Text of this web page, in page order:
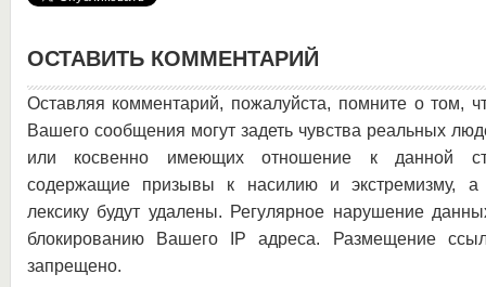
ОСТАВИТЬ КОММЕНТАРИЙ
Оставляя комментарий, пожалуйста, помните о том,
Вашего сообщения могут задеть чувства реальных
или косвенно имеющих отношение к данной
содержащие призывы к насилию и экстремизму, а
лексику будут удалены. Регулярное нарушение
блокированию Вашего IP адреса. Размещение
запрещено.